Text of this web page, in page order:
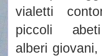
vialetti
piccoli
alberi